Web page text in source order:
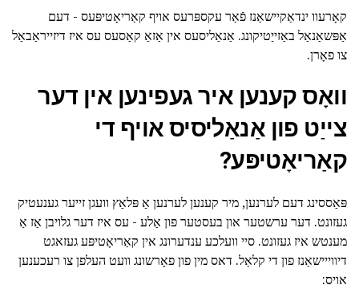
קאָרעוו ינדאַקיישאַנז פֿאַר עקספּרעס אויף קאַריאָטיפּעס - דעם
אַפּשאַנאַל באַזייַטיקונג. אַנאַליסעס אין אַזאַ קאַסעס עס איז דיזייראַבאַל
צו פאָרן.
וואָס קענען איר געפינען אין דער
צייַט פון אַנאַליסיס אויף די
קאַריאָטיפּע?
פּאַססינג דעם לערנען, מיר קענען לערנען אַ פּלאַץ וועגן זייער גענעטיק
געזונט. דער ערשטער און בעסטער פון אַלע - עס איז דער גלויבן אַז אַ
מענטש איז געזונט. סיי וועלכע ענדערונג אין קאַריאָטיפּע געזאגט
דיווייישאַנז פון די קלאַל. דאס מין פון פאָרשונג וועט העלפן צו רעכענען
אויס: